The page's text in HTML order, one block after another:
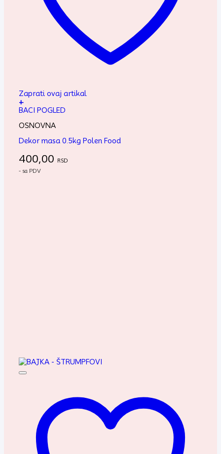
Zaprati ovaj artikal
+
BACI POGLED
OSNOVNA
Dekor masa 0.5kg Polen Food
400,00 RSD
- sa PDV